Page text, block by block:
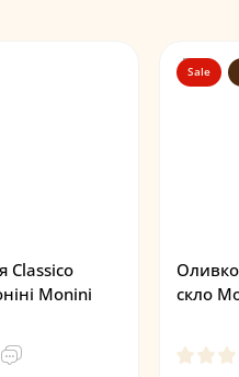
Classico
Monini
Sale
скло